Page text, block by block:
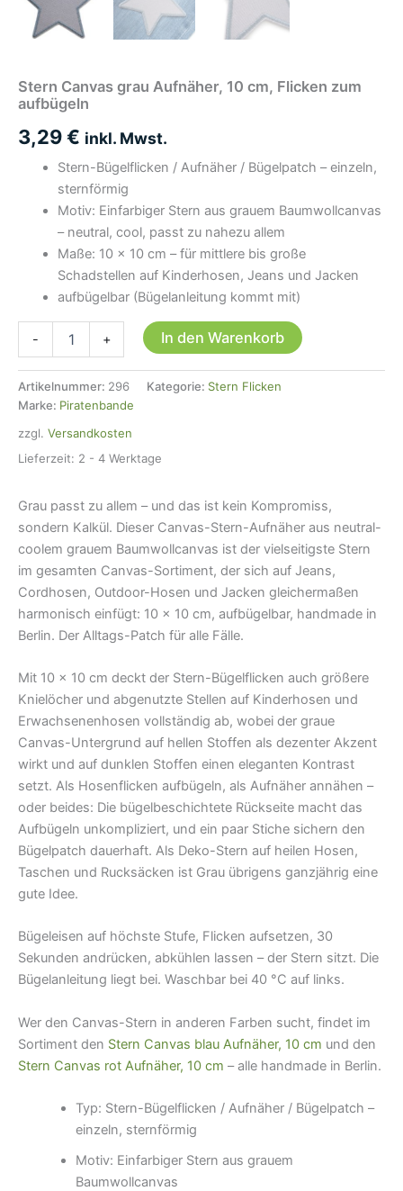
Stern Canvas grau Aufnäher, 10 cm, Flicken zum
aufbügeln
3,29€ inkl. Mwst.
Stern-Bügelflicken / Aufnäher / Bügelpatch – einzeln,
sternförmig
Motiv: Einfarbiger Stern aus grauem Baumwollcanvas
– neutral, cool, passt zu nahezu allem
Maße: 10 × 10 cm – für mittlere bis große
Schadstellen auf Kinderhosen, Jeans und Jacken
aufbügelbar (Bügelanleitung kommt mit)
-
Aufnäher,
10
Flicken
zum
+ In den Warenkorb
Artikelnummer: 296 Kategorie: Stern Flicken
Marke: Piratenbande
zzgl. Versandkosten
Lieferzeit: 2 - 4 Werktage
Grau passt zu allem – und das ist kein Kompromiss,
sondern Kalkül. Dieser Canvas-Stern-Aufnäher aus neutral-
coolem grauem Baumwollcanvas ist der vielseitigste Stern
im gesamten Canvas-Sortiment, der sich auf Jeans,
Cordhosen, Outdoor-Hosen und Jacken gleichermaßen
harmonisch einfügt: 10 × 10 cm, aufbügelbar, handmade in
Berlin. Der Alltags-Patch für alle Fälle.
Mit 10 × 10 cm deckt der Stern-Bügelflicken auch größere
Knielöcher und abgenutzte Stellen auf Kinderhosen und
Erwachsenenhosen vollständig ab, wobei der graue
Canvas-Untergrund auf hellen Stoffen als dezenter Akzent
wirkt und auf dunklen Stoffen einen eleganten Kontrast
setzt. Als Hosenflicken aufbügeln, als Aufnäher annähen –
oder beides: Die bügelbeschichtete Rückseite macht das
Aufbügeln unkompliziert, und ein paar Stiche sichern den
Bügelpatch dauerhaft. Als Deko-Stern auf heilen Hosen,
Taschen und Rucksäcken ist Grau übrigens ganzjährig eine
gute Idee.
Bügeleisen auf höchste Stufe, Flicken aufsetzen, 30
Sekunden andrücken, abkühlen lassen – der Stern sitzt. Die
Bügelanleitung liegt bei. Waschbar bei 40 °C auf links.
Wer den Canvas-Stern in anderen Farben sucht, findet im
Sortiment den Stern Canvas blau Aufnäher, 10 cm und den
Stern Canvas rot Aufnäher, 10 cm – alle handmade in Berlin.
Typ: Stern-Bügelflicken / Aufnäher / Bügelpatch –
einzeln, sternförmig
Motiv: Einfarbiger Stern aus grauem
Baumwollcanvas